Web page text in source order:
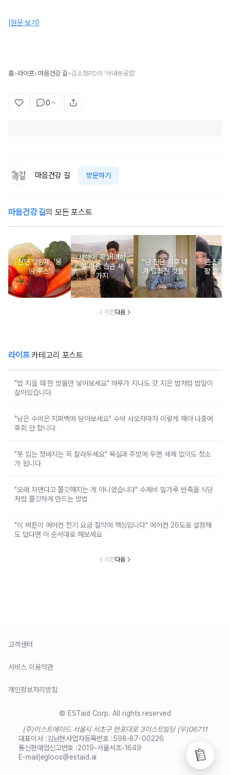
[원문 보기]
홈>라이프>마음건강 길 >김소정PD의 '사내뷰공업'
0
마음건강 길 방문하기
마음건강 길의 모든 포스트
천연 항암제, '몽
땅 주스'
새해에 꼭 버려야
할 마음 습관 세
가지
“암 진단 이후 내
가 달라진 것들”
촌스러
활 즐기
이전다음
라이프카테고리 포스트
"밥 지을 때 한 방울만 넣어보세요" 하루가 지나도 갓 지은 밥처럼 밥알이
살아있습니다
"남은 수박은 지퍼백에 담아보세요" 수박 사오자마자 이렇게 해야 나중에
후회 안 합니다
"못 입는 청바지는 꼭 잘라두세요" 욕실과 주방에 두면 세제 없이도 청소
가 됩니다
"오래 치댄다고 쫄깃해지는 게 아니었습니다" 수제비 밀가루 반죽을 식당
처럼 쫄깃하게 만드는 방법
"이 버튼이 에어컨 전기 요금 절약에 핵심입니다" 에어컨 26도로 설정해
도 덥다면 이 순서대로 해보세요
이전다음
고객센터
서비스 이용약관
개인정보처리방침
© ESTaid Corp. All rights reserved
(주)이스트에이드 서울시 서초구 반포대로 3이스트빌딩 (우)06711
대표이사 :김남현사업자등록번호 :598-87-00226
통신판매업신고번호 :2019-서울서초-1649
E-mail)egloos@estaid.ai